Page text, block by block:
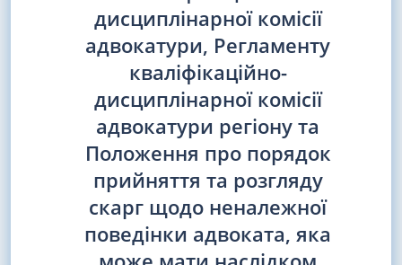
дисциплінарної комісії
адвокатури, Регламенту
кваліфікаційно-
дисциплінарної комісії
адвокатури регіону та
Положення про порядок
прийняття та розгляду
скарг щодо неналежної
поведінки адвоката, яка